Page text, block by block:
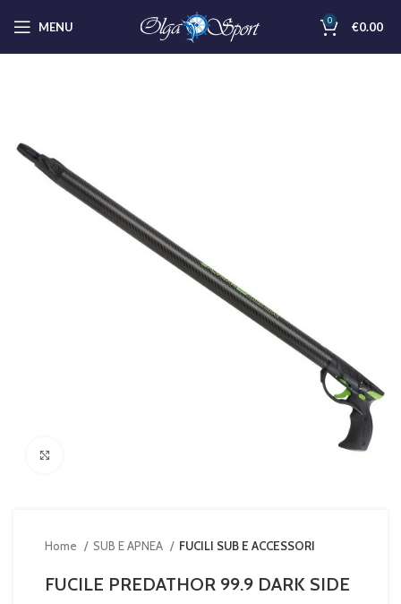
MENU 0 €0.00
Home SUB E APNEA FUCILI SUB E ACCESSORI
FUCILE PREDATHOR 99.9 DARK SIDE